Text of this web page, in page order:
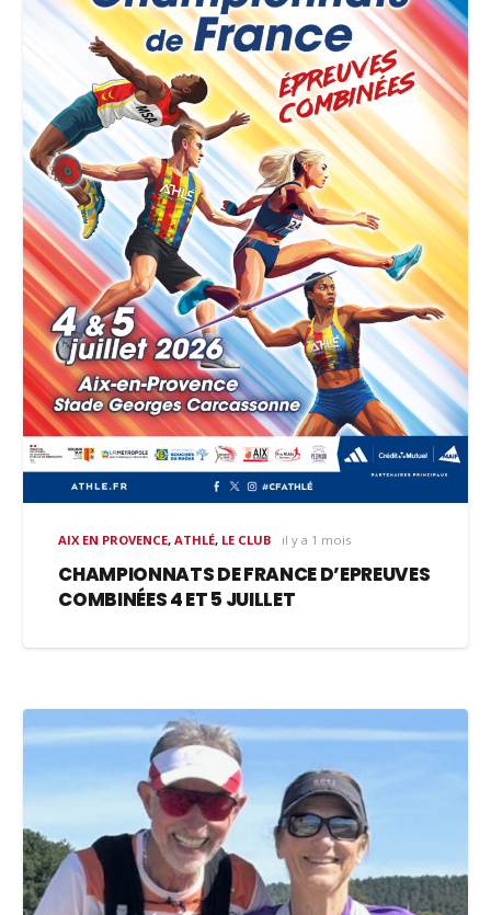
AIX EN PROVENCE,ATHLÉ, LE CLUB il y a 1 mois
CHAMPIONNATS DE FRANCE D’EPREUVES
COMBINÉES 4 ET 5 JUILLET